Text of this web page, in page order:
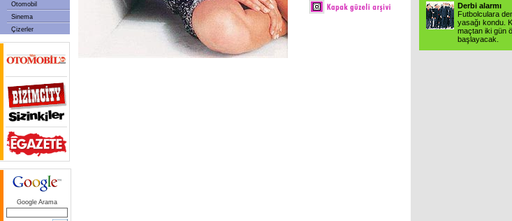
Otomobil
Sinema
Çizerler
Google Arama
Derbi alarmı
Futbolculara
yasağı kondu.
maçtan iki gün
başlayacak.